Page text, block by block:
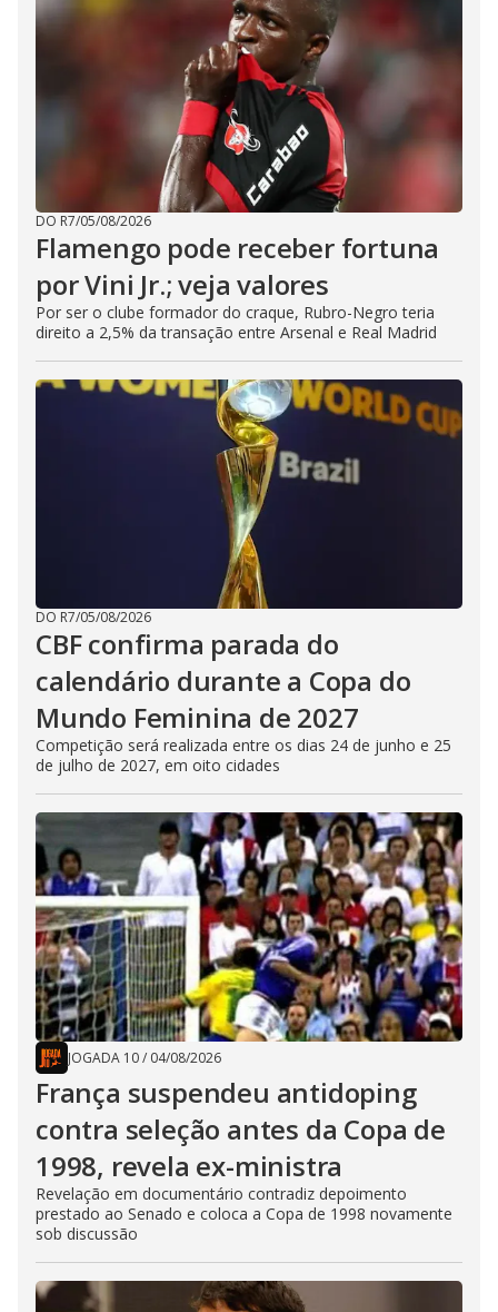
DO R7/05/08/2026
Flamengo pode receber fortuna
por Vini Jr.; veja valores
Por ser o clube formador do craque, Rubro-Negro teria
direito a 2,5% da transação entre Arsenal e Real Madrid
DO R7/05/08/2026
CBF confirma parada do
calendário durante a Copa do
Mundo Feminina de 2027
Competição será realizada entre os dias 24 de junho e 25
de julho de 2027, em oito cidades
JOGADA 10/ 04/08/2026
França suspendeu antidoping
contra seleção antes da Copa de
1998, revela ex-ministra
Revelação em documentário contradiz depoimento
prestado ao Senado e coloca a Copa de 1998 novamente
sob discussão